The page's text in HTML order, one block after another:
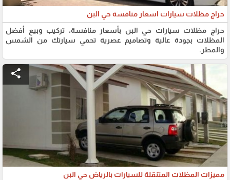
حراج مظلات سيارات اسعار منافسة حي البن
حراج مظلات سيارات حي البن بأسعار منافسة، تركيب وبيع أفضل
المظلات بجودة عالية وتصاميم عصرية تحمي سيارتك من الشمس
والمطر.
share
مميزات المظلات المتنقلة للسيارات بالرياض حي البن